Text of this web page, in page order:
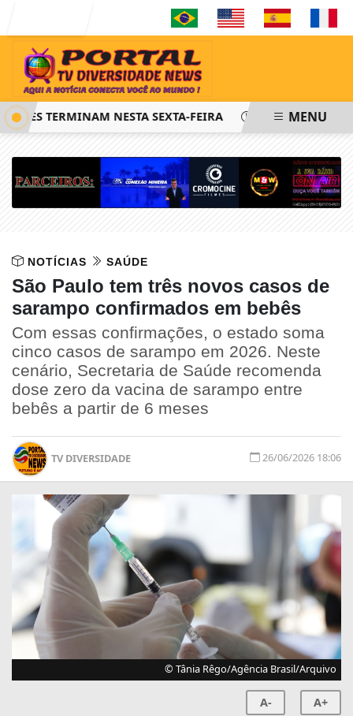
TERMINAM NESTA SEXTA-FEIRA SAIBA COMO PEDIR
MENU
NOTÍCIAS SAÚDE
São Paulo tem três novos casos de
sarampo confirmados em bebês
Com essas confirmações, o estado soma
cinco casos de sarampo em 2026. Neste
cenário, Secretaria de Saúde recomenda
dose zero da vacina de sarampo entre
bebês a partir de 6 meses
TV DIVERSIDADE 26/06/2026 18:06
© Tânia Rêgo/Agência Brasil/Arquivo
A- A+